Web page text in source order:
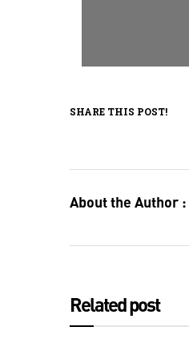
SHARE THIS POST!
About the Author :
Related post